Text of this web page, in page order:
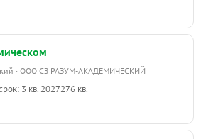
· ООО СЗ РАЗУМ-АКАДЕМИЧЕСКИЙ
3 кв. 2027276 кв.